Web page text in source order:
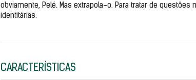
obviamente, Pelé. Mas extrapola-o. Para tratar de
identitárias.
CARACTERÍSTICAS